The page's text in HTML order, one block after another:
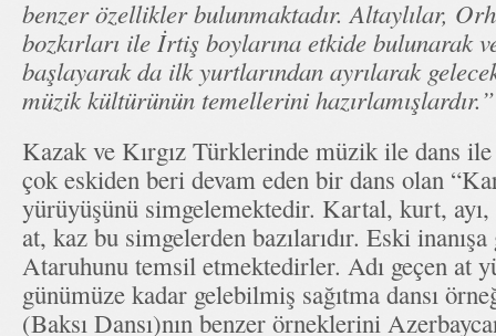
benzer özellikler bulunmaktadır. Altaylılar,
bozkırları ile İrtiş boylarına etkide bulunarak
başlayarak da ilk yurtlarından ayrılarak
müzik kültürünün temellerini hazırlamışlardır.”
Kazak ve Kırgız Türklerinde müzik ile dans
çok eskiden beri devam eden bir dans olan
yürüyüşünü simgelemektedir. Kartal, kurt,
at, kaz bu simgelerden bazılarıdır. Eski
Ataruhunu temsil etmektedirler. Adı geçen at
günümüze kadar gelebilmiş sağıtma dansı
(Baksı Dansı)nın benzer örneklerini